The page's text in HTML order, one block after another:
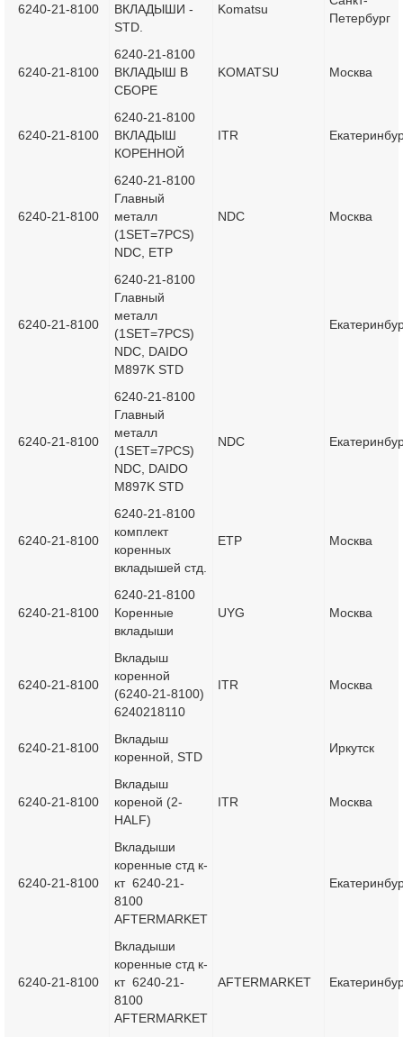
6240-21-8100
ВКЛАДЫШИ -
STD.
Komatsu
Петербург
6240-21-8100
6240-21-8100
ВКЛАДЫШ В
СБОРЕ
KOMATSU Москва
6240-21-8100
6240-21-8100
ВКЛАДЫШ
КОРЕННОЙ
ITR
6240-21-8100
6240-21-8100
Главный
металл
(1SET=7PCS)
NDC, ETP
NDC Москва
6240-21-8100
6240-21-8100
Главный
металл
(1SET=7PCS)
NDC, DAIDO
M897K STD
6240-21-8100
6240-21-8100
Главный
металл
(1SET=7PCS)
NDC, DAIDO
M897K STD
NDC
6240-21-8100
6240-21-8100
комплект
коренных
вкладышей стд.
ETP Москва
6240-21-8100
6240-21-8100
Коренные
вкладыши
UYG Москва
6240-21-8100
Вкладыш
коренной
(6240-21-8100)
6240218110
ITR Москва
6240-21-8100
Вкладыш
коренной, STD
Иркутск
6240-21-8100
Вкладыш
кореной (2-
HALF)
ITR Москва
6240-21-8100
Вкладыши
коренные стд к-
кт 6240-21-
8100
AFTERMARKET
6240-21-8100
Вкладыши
коренные стд к-
кт 6240-21-
8100
AFTERMARKET
AFTERMARKET